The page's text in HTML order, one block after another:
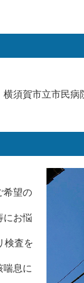
須賀市立市民病
希望の
にお悩
検査を
喘息に